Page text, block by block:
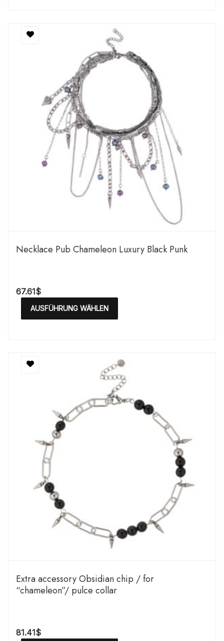
Necklace Pub Chameleon Luxury Black Punk
67.61$
AUSFÜHRUNG WÄHLEN
Extra accessory Obsidian chip / for
“chameleon”/ pulce collar
81.41$